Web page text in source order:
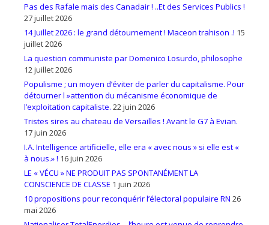
Pas des Rafale mais des Canadair ! ..Et des Services Publics !
27 juillet 2026
14 Juillet 2026 : le grand détournement ! Maceon trahison .! 15
juillet 2026
La question communiste par Domenico Losurdo, philosophe
12 juillet 2026
Populisme ; un moyen d’éviter de parler du capitalisme. Pour
détourner l »attention du mécanisme économique de
l’exploitation capitaliste. 22 juin 2026
Tristes sires au chateau de Versailles ! Avant le G7 à Evian.
17 juin 2026
I.A. Intelligence artificielle, elle era « avec nous » si elle est «
à nous.» ! 16 juin 2026
LE « VÉCU » NE PRODUIT PAS SPONTANÉMENT LA
CONSCIENCE DE CLASSE 1 juin 2026
10 propositions pour reconquérir l’électoral populaire RN 26
mai 2026